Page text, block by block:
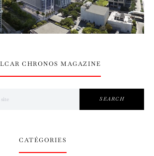
CHRONOS MAGAZINE
SEARCH
CATÉGORIES